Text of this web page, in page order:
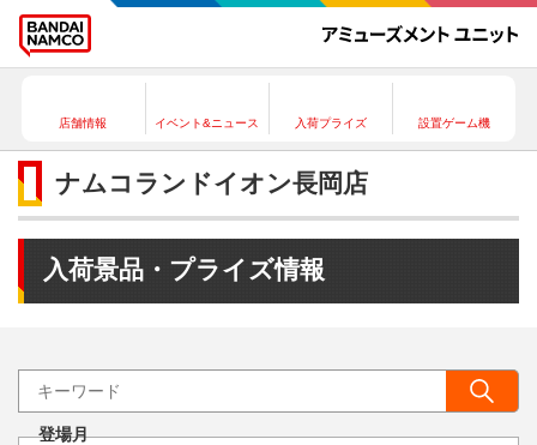
店舗情報 イベント&ニュース 入荷プライズ 設置ゲーム機
ナムコランドイオン長岡店
入荷景品・プライズ情報
登場月